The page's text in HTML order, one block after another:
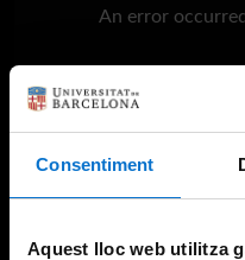
Consentiment
Aquest lloc web utilitza
An error